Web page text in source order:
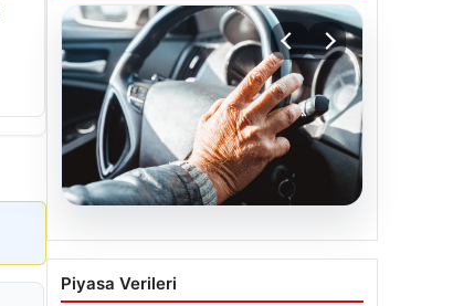
05.08.2026
Emekliye ÖTV’siz araç
verilecek mi, yasa çıkacak
Piyasa Verileri